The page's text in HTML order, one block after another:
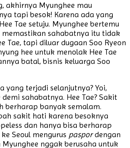
akhirnya Myunghee mau
tapi besok! Karena ada yang
Tae setuju. Myunghee bertemu
memastikan sahabatnya itu tidak
Tae, tapi diluar dugaan Soo Ryeon
hee untuk menolak Hee Tae
batal, bisnis keluarga Soo
yang terjadi selanjutnya? Yoi,
sahabatnya. Hee Tae? Sakit
berharap banyak semalam.
sakit hati karena besoknya
dan hanya bisa berharap
Seoul mengurus paspordengan
Myunghee nggak berusaha untuk